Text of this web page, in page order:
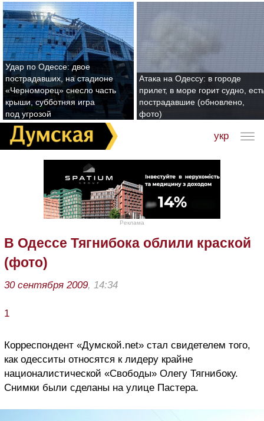
Удар по Одессе: двое
пострадавших, на стадионе
«Черноморец» снесло часть
крыши, субботняя игра
под угрозой
Атака на Одессу: в городе
прилет, в море горит судно,
пострадавшие (обновлено,
фото)
укр
Реклама
В Одессе Тягнибока облили краской
(фото)
30 сентября 2009, 14:34
1
Корреспондент «Думской.net» стал свидетелем того,
как одесситы относятся к лидеру крайне
националистической «Свободы» Олегу Тягнибоку.
Снимки были сделаны на улице Пастера.